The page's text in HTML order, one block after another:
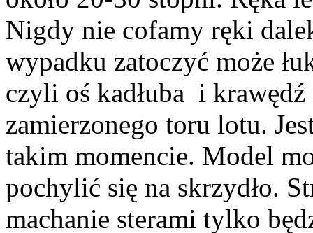
Nigdy nie cofamy ręki
wypadku zatoczyć może
czyli oś kadłuba i krawędź
zamierzonego toru lotu.
takim momencie. Model
pochylić się na skrzydło.
machanie sterami tylko